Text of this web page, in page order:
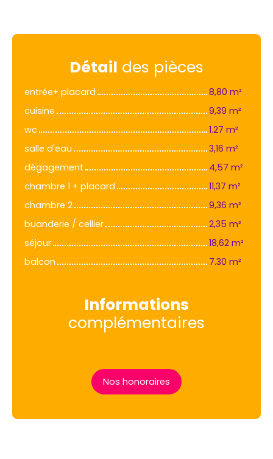
Détail des pièces
entrée+ placard
8,80 m²
cuisine
9,39 m²
wc
1.27 m²
salle d'eau
3,16 m²
dégagement
4,57 m²
chambre 1 + placard
11,37 m²
chambre 2
9,36 m²
buanderie / cellier
2,35 m²
séjour
18,62 m²
balcon
7.30 m²
Informations
complémentaires
Nos honoraires